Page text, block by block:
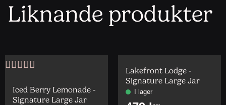
Liknande produkter
Iced Berry Lemonade -
Signature Large Jar
Lakefront Lodge -
Signature Large Jar